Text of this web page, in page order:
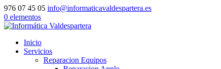
976 07 45 05 info@informaticavaldespartera.es
0 elementos
Inicio
Servicios
Reparacion Equipos